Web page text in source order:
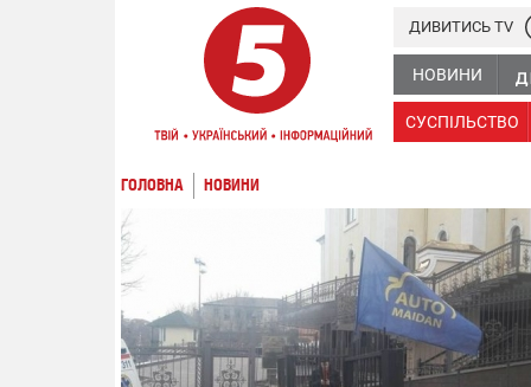
НОВИНИ
СУСПІЛЬСТВО
ДИВИТИСЬ TV
ГОЛОВНА НОВИНИ